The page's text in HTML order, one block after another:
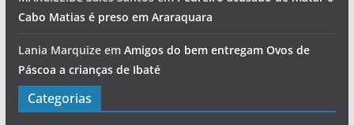
Cabo Matias é preso em Araraquara
Lania Marquizeem Amigos do bem entregam Ovos de
Páscoa a crianças de Ibaté
Categorias